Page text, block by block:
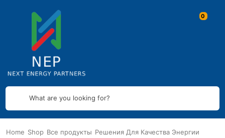
What are you looking for?
Home Shop Все продукты Решения Для Качества Энергии